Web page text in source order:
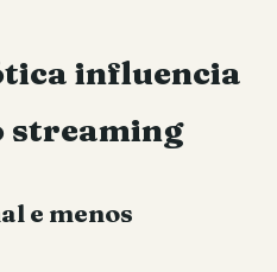
influencia
streaming
e menos